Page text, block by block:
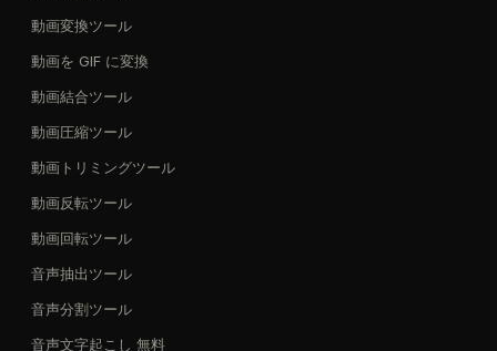
動画変換ツール
動画を GIF に変換
動画結合ツール
動画圧縮ツール
動画トリミングツール
動画反転ツール
動画回転ツール
音声抽出ツール
音声分割ツール
音声文字起こし 無料